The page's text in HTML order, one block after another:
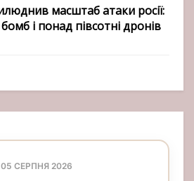
масштаб атаки росії:
і понад півсотні дронів
05 СЕРПНЯ 2026